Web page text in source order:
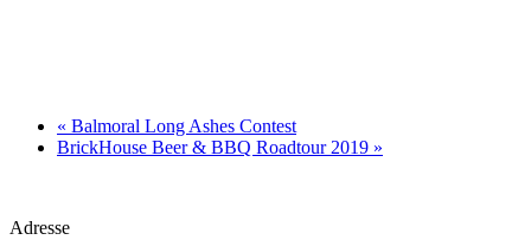
« Balmoral Long Ashes Contest
BrickHouse Beer & BBQ Roadtour 2019 »
Adresse